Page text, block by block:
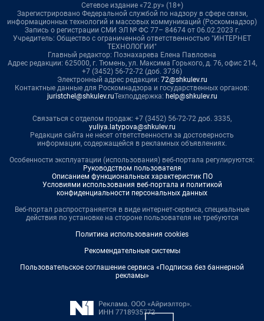
Сетевое издание «72.ру» (18+)
Зарегистрировано Федеральной службой по надзору в сфере связи,
информационных технологий и массовых коммуникаций (Роскомнадзор)
Запись о регистрации СМИ ЭЛ № ФС 77– 84674 от 06.02.2023 г.
Учредитель: Общество с ограниченной ответственностью "ИНТЕРНЕТ
ТЕХНОЛОГИИ"
Главный редактор: Познахарева Елена Павловна
Адрес редакции: 625000, г. Тюмень, ул. Максима Горького, д. 76, офис 214,
+7 (3452) 56-72-72 (доб. 3736)
Электронный адрес редакции: 72@shkulev.ru
Контактные данные для Роскомнадзора и государственных органов:
juristchel@shkulev.ruТехподдержка: help@shkulev.ru
Связаться с отделом продаж: +7 (3452) 56-72-72 доб. 3335,
yuliya.latypova@shkulev.ru
Редакция сайта не несет ответственности за достоверность
информации, содержащейся в рекламных объявлениях.
Особенности эксплуатации (использования) веб-портала регулируются:
Руководством пользователя
Описанием функциональных характеристик ПО
Условиями использования веб-портала и политикой
конфиденциальности персональных данных
Веб-портал распространяется в виде интернет-сервиса, специальные
действия по установке на стороне пользователя не требуются
Политика использования cookies
Рекомендательные системы
Пользовательское соглашение сервиса «Подписка без баннерной
рекламы»